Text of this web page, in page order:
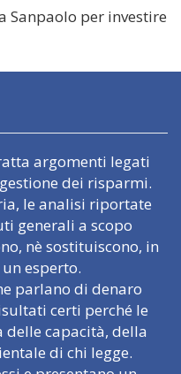
Sanpaolo per investire
argomenti legati
dei risparmi.
le analisi riportate
generali a scopo
nè sostituiscono, in
esperto.
parlano di denaro
certi perché le
delle capacità, della
di chi legge.